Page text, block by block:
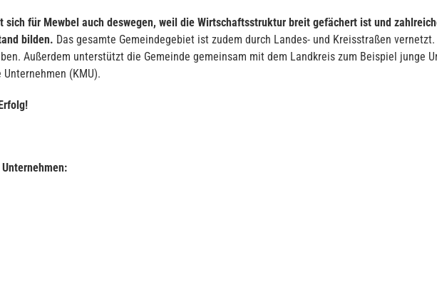
sich für Mewbel auch deswegen, weil die Wirtschaftsstruktur breit gefächert ist und
bilden. Das gesamte Gemeindegebiet ist zudem durch Landes- und Kreisstraßen
Außerdem unterstützt die Gemeinde gemeinsam mit dem Landkreis zum Beispiel junge
(KMU).